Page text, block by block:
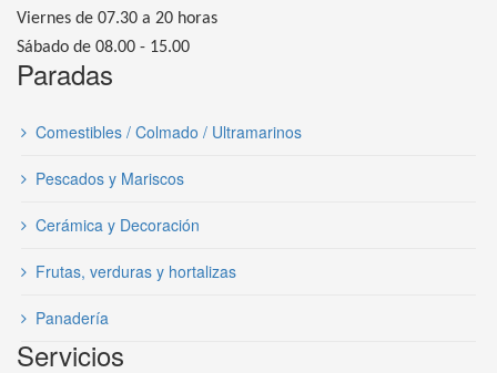
Viernes de 07.30 a 20 horas
Sábado de 08.00 - 15.00
Paradas
Comestibles / Colmado / Ultramarinos
Pescados y Mariscos
Cerámica y Decoración
Frutas, verduras y hortalizas
Panadería
Servicios